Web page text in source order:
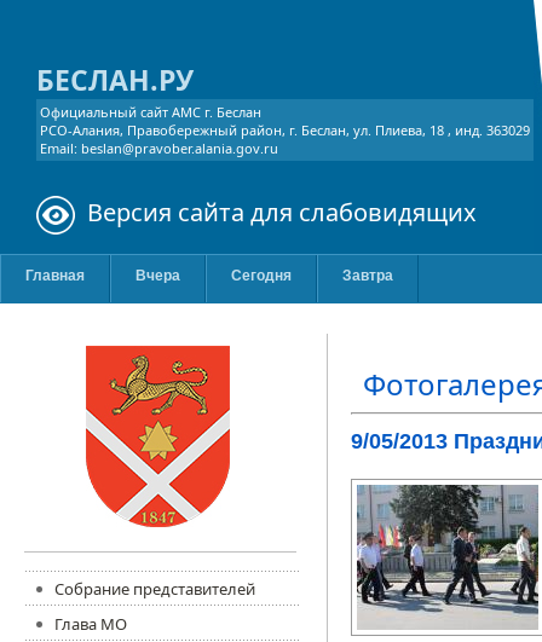
БЕСЛАН.РУ
Официальный сайт АМС г. Беслан
РСО-Алания, Правобережный район, г. Беслан, ул. Плиева, 18 , инд. 363029
Email: beslan@pravober.alania.gov.ru
Версия сайта для слабовидящих
Главная Вчера Сегодня Завтра
Собрание представителей
Глава МО
9/05/2013